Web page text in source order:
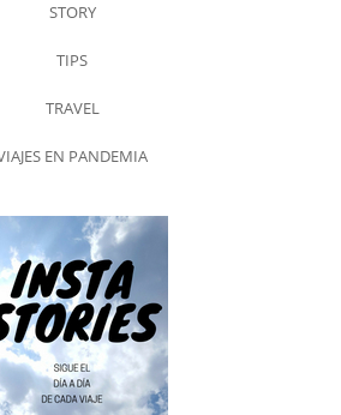
STORY
TIPS
TRAVEL
EN PANDEMIA